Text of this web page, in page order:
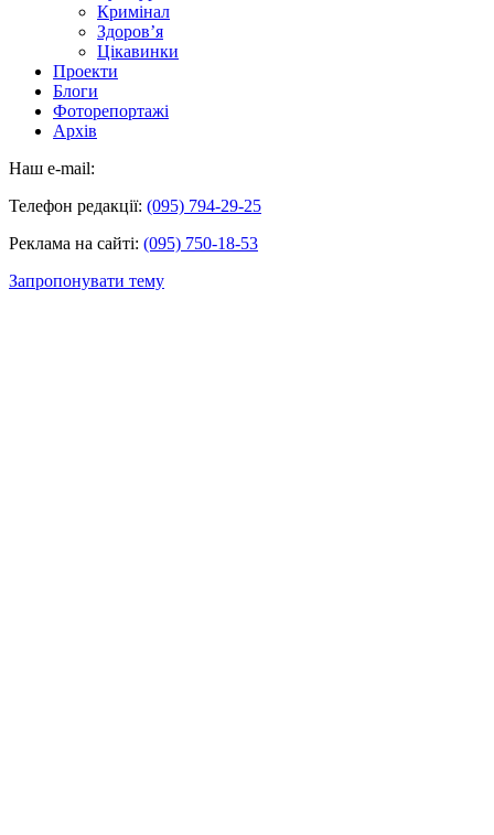
Кримінал
Здоров’я
Цікавинки
Проекти
Блоги
Фоторепортажі
Архів
Наш e-mail:
Телефон редакції: (095) 794-29-25
Реклама на сайті: (095) 750-18-53
Запропонувати тему